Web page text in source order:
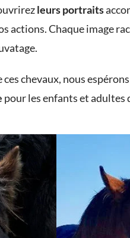
leurs portraits
actions. Chaque image
chevaux, nous
pour les enfants et adultes